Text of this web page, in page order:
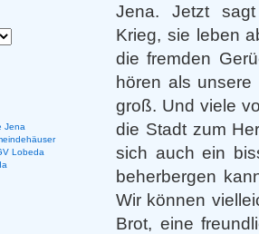
Jena. Jetzt
Krieg, sie leben
die fremden
hören als unsere
groß. Und viele
die Stadt zum
sich auch ein
beherbergen
Wir können
Brot, eine
Jena
Lobeda